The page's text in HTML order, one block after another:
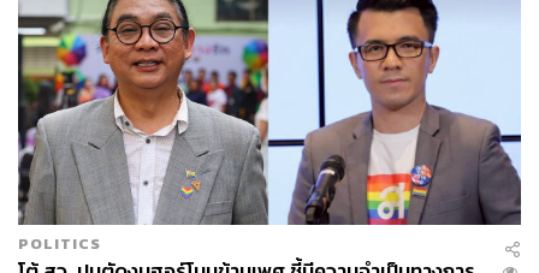
POLITICS